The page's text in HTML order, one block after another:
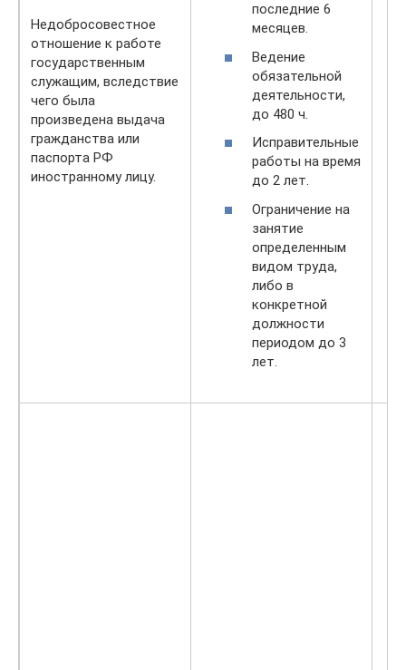
Недобросовестное
отношение к работе
государственным
служащим, вследствие
чего была
произведена выдача
гражданства или
паспорта РФ
иностранному лицу.
последние 6
месяцев.
Ведение
обязательной
деятельности,
до 480 ч.
Исправительные
работы на время
до 2 лет.
Ограничение на
занятие
определенным
видом труда,
либо в
конкретной
должности
периодом до 3
лет.